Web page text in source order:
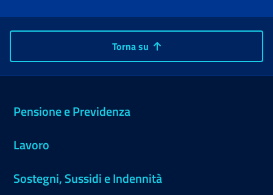
Torna su
Pensione e Previdenza
Lavoro
Sostegni, Sussidi e Indennità